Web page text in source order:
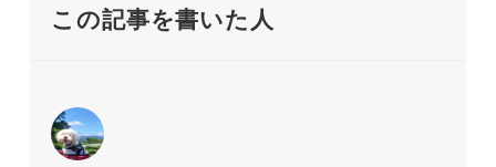
この記事を書いた人